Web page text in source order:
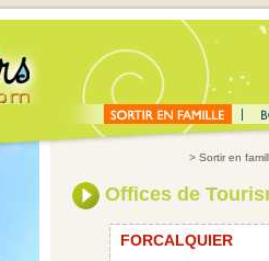
> Sortir en
Offices de
FORCALQUIER